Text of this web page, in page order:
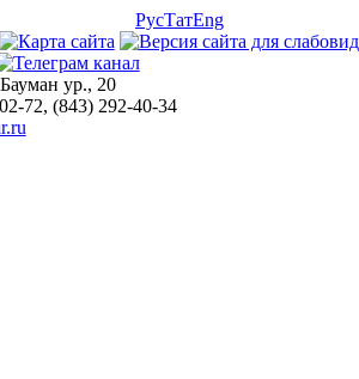
РусТатEng
ур., 20
72, (843) 292-40-34